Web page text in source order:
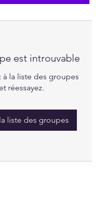
est introuvable
à la liste des groupes
réessayez.
liste des groupes